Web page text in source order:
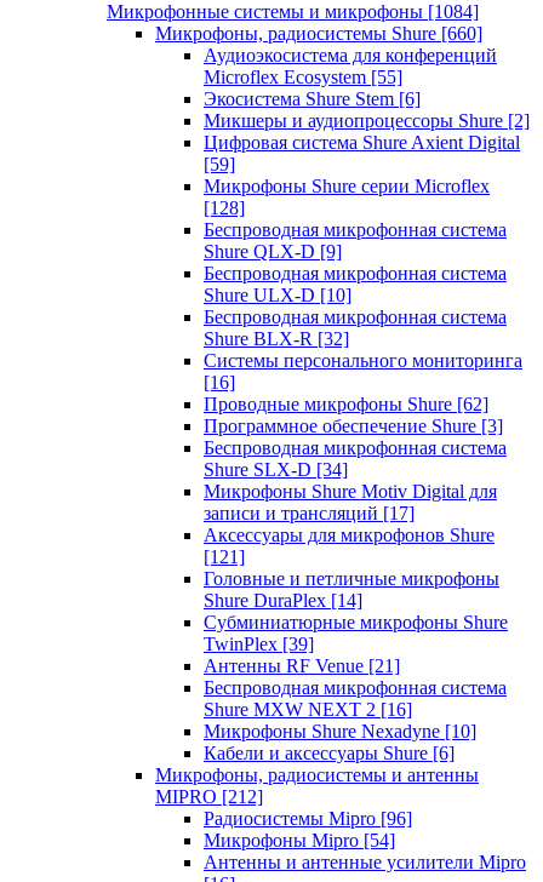
Микрофонные системы и микрофоны [1084]
Микрофоны, радиосистемы Shure [660]
Аудиоэкосистема для конференций
Microflex Ecosystem [55]
Экосистема Shure Stem [6]
Микшеры и аудиопроцессоры Shure [2]
Цифровая система Shure Axient Digital
[59]
Микрофоны Shure серии Microflex
[128]
Беспроводная микрофонная система
Shure QLX-D [9]
Беспроводная микрофонная система
Shure ULX-D [10]
Беспроводная микрофонная система
Shure BLX-R [32]
Системы персонального мониторинга
[16]
Проводные микрофоны Shure [62]
Программное обеспечение Shure [3]
Беспроводная микрофонная система
Shure SLX-D [34]
Микрофоны Shure Motiv Digital для
записи и трансляций [17]
Аксессуары для микрофонов Shure
[121]
Головные и петличные микрофоны
Shure DuraPlex [14]
Субминиатюрные микрофоны Shure
TwinPlex [39]
Антенны RF Venue [21]
Беспроводная микрофонная система
Shure MXW NEXT 2 [16]
Микрофоны Shure Nexadyne [10]
Кабели и аксессуары Shure [6]
Микрофоны, радиосистемы и антенны
MIPRO [212]
Радиосистемы Mipro [96]
Микрофоны Mipro [54]
Антенны и антенные усилители Mipro